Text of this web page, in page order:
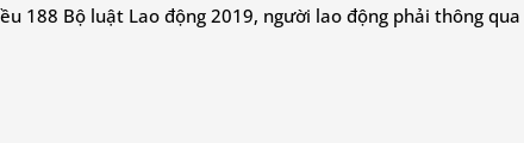
188 Bộ luật Lao động 2019, người lao động phải thông